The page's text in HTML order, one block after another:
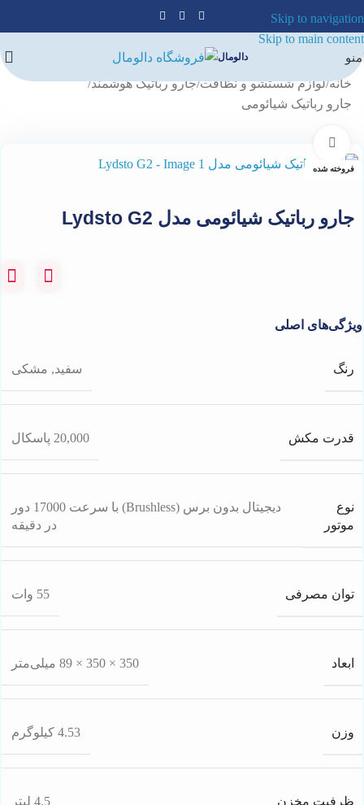
Skip to navigation
Skip to main content
منو
دالومال
خانه/لوازم شستشو و نظافت/جارو رباتیک هوشمند/
جارو رباتیک شیائومی
فروخته شده
جارو رباتیک شیائومی مدل Lydsto G2
ویژگی‌های اصلی
رنگ سفید, مشکی
قدرت مکش 20,000 پاسکال
نوع
موتور
دیجیتال بدون برس (Brushless) با سرعت 17000 دور
در دقیقه
توان مصرفی 55 وات
ابعاد 350 × 350 × 89 میلی‌متر
وزن 4.53 کیلوگرم
ظرفیت مخزن 4.5 لیتر